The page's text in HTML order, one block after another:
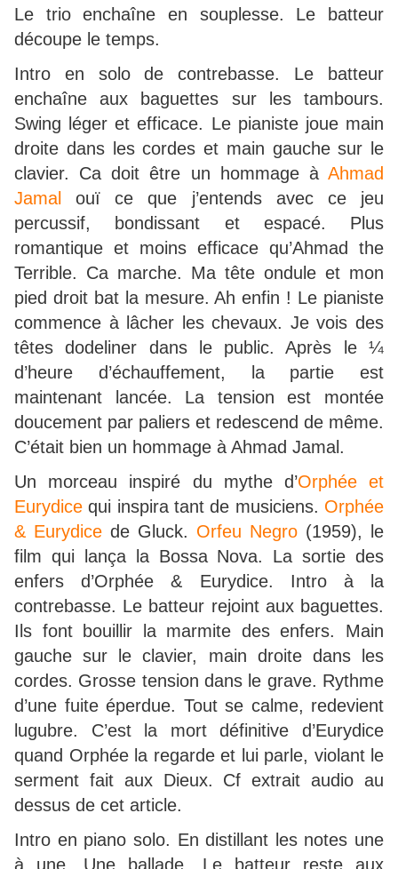
Le trio enchaîne en souplesse. Le batteur
découpe le temps.
Intro en solo de contrebasse. Le batteur
enchaîne aux baguettes sur les tambours.
Swing léger et efficace. Le pianiste joue main
droite dans les cordes et main gauche sur le
clavier. Ca doit être un hommage à Ahmad
Jamal
ouï ce que j’entends avec ce jeu
percussif, bondissant et espacé. Plus
romantique et moins efficace qu’Ahmad the
Terrible. Ca marche. Ma tête ondule et mon
pied droit bat la mesure. Ah enfin ! Le pianiste
commence à lâcher les chevaux. Je vois des
têtes dodeliner dans le public. Après le ¼
d’heure d’échauffement, la partie est
maintenant lancée. La tension est montée
doucement par paliers et redescend de même.
C’était bien un hommage à Ahmad Jamal.
Un morceau inspiré du mythe d’Orphée et
Eurydice qui inspira tant de musiciens. Orphée
& Eurydice de Gluck. Orfeu Negro (1959), le
film qui lança la Bossa Nova. La sortie des
enfers d’Orphée & Eurydice. Intro à la
contrebasse. Le batteur rejoint aux baguettes.
Ils font bouillir la marmite des enfers. Main
gauche sur le clavier, main droite dans les
cordes. Grosse tension dans le grave. Rythme
d’une fuite éperdue. Tout se calme, redevient
lugubre. C’est la mort définitive d’Eurydice
quand Orphée la regarde et lui parle, violant le
serment fait aux Dieux. Cf extrait audio au
dessus de cet article.
Intro en piano solo. En distillant les notes une
à une. Une ballade. Le batteur reste aux